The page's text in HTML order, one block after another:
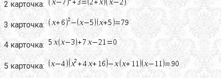
2 карточка:
3 карточка:
4 карточка:
5 карточка: